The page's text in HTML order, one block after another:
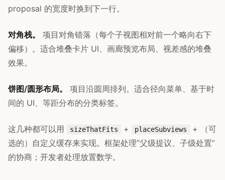
proposal 的宽度时换到下一行。
对角栈。
项目对角错落（每个子视图相对前一个略向右下
偏移）。适合堆叠卡片 UI、画廊预览布局、视差感的堆叠
效果。
饼图/圆形布局。
项目沿圆周排列。适合径向菜单、基于时
间的 UI、等距分布的分类标签。
这几种都可以用 sizeThatFits + placeSubviews
+ （可
选的）自定义缓存来实现。框架处理”父级提议、子级处置”
的协商；开发者处理放置数学。